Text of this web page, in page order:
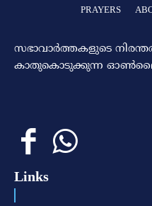
PRAYERS
സഭാവാര്‍ത്തകളുടെ
കാതുകൊടുക്കുന്ന
Links